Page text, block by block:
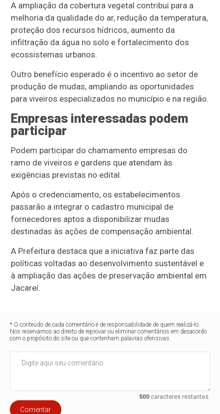
A ampliação da cobertura vegetal contribui para a
melhoria da qualidade do ar, redução da temperatura,
proteção dos recursos hídricos, aumento da
infiltração da água no solo e fortalecimento dos
ecossistemas urbanos.
Outro benefício esperado é o incentivo ao setor de
produção de mudas, ampliando as oportunidades
para viveiros especializados no município e na região.
Empresas interessadas podem
participar
Podem participar do chamamento empresas do
ramo de viveiros e gardens que atendam às
exigências previstas no edital.
Após o credenciamento, os estabelecimentos
passarão a integrar o cadastro municipal de
fornecedores aptos a disponibilizar mudas
destinadas às ações de compensação ambiental.
A Prefeitura destaca que a iniciativa faz parte das
políticas voltadas ao desenvolvimento sustentável e
à ampliação das ações de preservação ambiental em
Jacareí.
* O conteúdo de cada comentário é de responsabilidade de quem realizá-lo.
Nos reservamos ao direito de reprovar ou eliminar comentários em desacordo
com o propósito do site ou que contenham palavras ofensivas.
500caracteres restantes.
Comentar